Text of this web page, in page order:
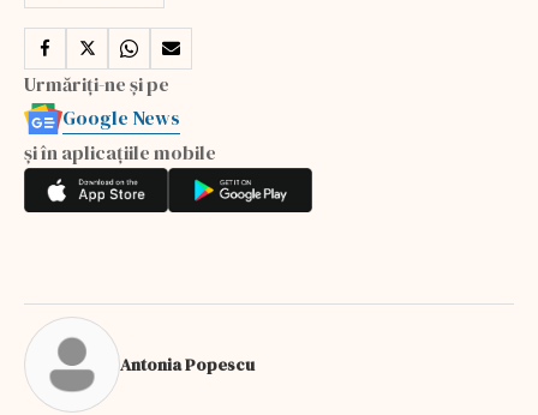
Urmăriți-ne și pe
Google News
și în aplicațiile mobile
Antonia Popescu